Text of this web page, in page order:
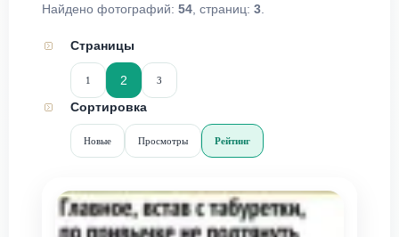
Найдено фотографий: 54 , страниц: 3
Страницы
1 2 3
Сортировка
Новые Просмотры Рейтинг